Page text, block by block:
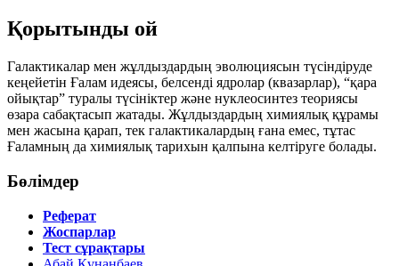
Қорытынды ой
Галактикалар мен жұлдыздардың эволюциясын түсіндіруде
кеңейетін Ғалам идеясы, белсенді ядролар (квазарлар), “қара
ойықтар” туралы түсініктер және нуклеосинтез теориясы
өзара сабақтасып жатады. Жұлдыздардың химиялық құрамы
мен жасына қарап, тек галактикалардың ғана емес, тұтас
Ғаламның да химиялық тарихын қалпына келтіруге болады.
Бөлімдер
Реферат
Жоспарлар
Тест сұрақтары